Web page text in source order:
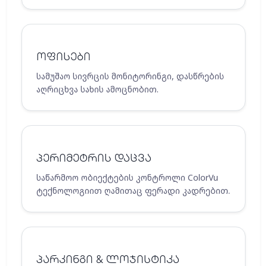
ოფისები
სამუშაო სივრცის მონიტორინგი, დასწრების
აღრიცხვა სახის ამოცნობით.
პერიმეტრის დაცვა
საწარმოო ობიექტების კონტროლი ColorVu
ტექნოლოგიით ღამითაც ფერადი კადრებით.
პარკინგი & ლოჯისტიკა